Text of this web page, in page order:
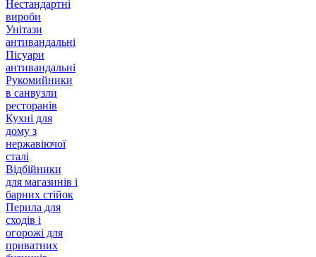
Нестандартні
вироби
Унітази
антивандальні
Пісуари
антивандальні
Рукомийники
в санвузли
ресторанів
Кухні для
дому з
нержавіючої
сталі
Відбійники
для магазинів і
барних стійок
Перила для
сходів і
огорожі для
приватних